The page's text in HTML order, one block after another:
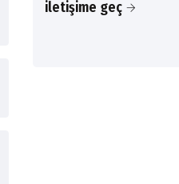
iletişime geç